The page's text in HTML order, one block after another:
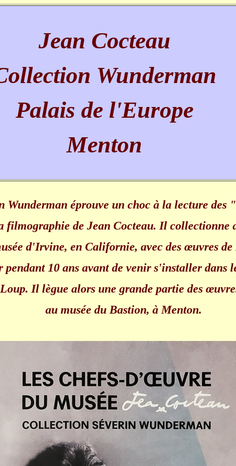
Jean Cocteau
Wunderman
Palais de l'Europe
Menton
Wunderman éprouve un choc à la lecture
filmographie de Jean Cocteau. Il collectionne
d'Irvine, en Californie, avec des œuvres
pendant 10 ans avant de venir s'installer dans
Il lègue alors une grande partie des
au musée du Bastion, à Menton.